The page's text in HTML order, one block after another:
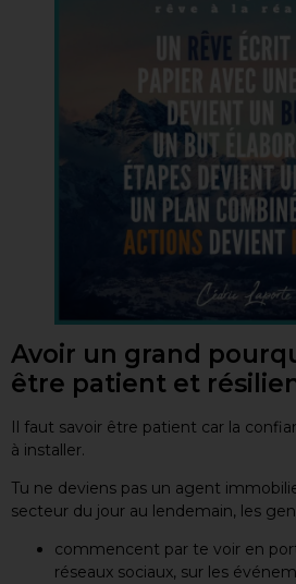
Avoir un grand
être patient et
Il faut savoir être patient car la
à installer.
Tu ne deviens pas un agent
secteur du jour au lendemain, les
commencent par te voir en
réseaux sociaux, sur les